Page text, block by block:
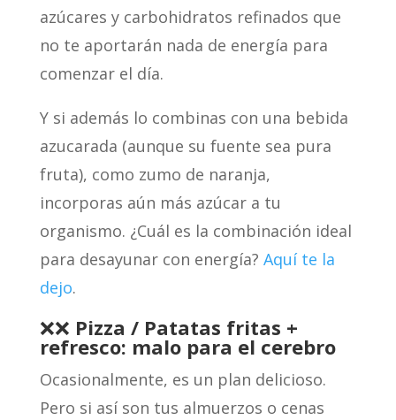
azúcares y carbohidratos refinados que
no te aportarán nada de energía para
comenzar el día.
Y si además lo combinas con una bebida
azucarada (aunque su fuente sea pura
fruta), como zumo de naranja,
incorporas aún más azúcar a tu
organismo. ¿Cuál es la combinación ideal
para desayunar con energía? Aquí te la
dejo.
❌❌ Pizza / Patatas fritas +
refresco: malo para el cerebro
Ocasionalmente, es un plan delicioso.
Pero si así son tus almuerzos o cenas